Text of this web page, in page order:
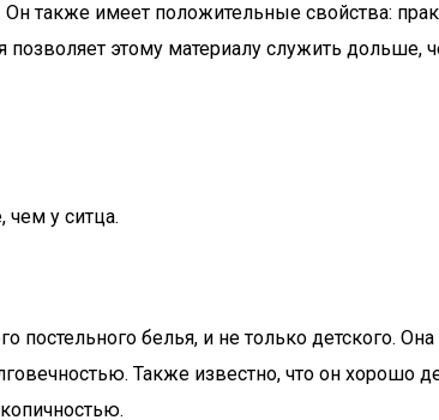
также имеет положительные свойства:
позволяет этому материалу служить дольше,
чем у ситца.
постельного белья, и не только детского.
Также известно, что он